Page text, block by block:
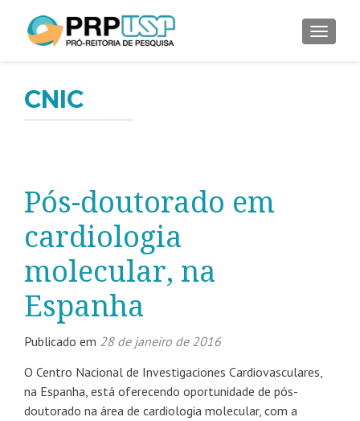
CNIC
Pós-doutorado em
cardiologia
molecular, na
Espanha
Publicado em 28 de janeiro de 2016
O Centro Nacional de Investigaciones Cardiovasculares,
na Espanha, está oferecendo oportunidade de pós-
doutorado na área de cardiologia molecular, com a